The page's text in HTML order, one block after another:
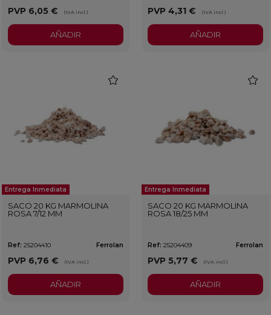
PVP 6,05 € (IVA incl.)
AÑADIR
PVP 4,31 € (IVA incl.)
AÑADIR
Entrega Inmediata
SACO 20 KG MARMOLINA
ROSA 7/12 MM
Ref: 25204410 Ferrolan
PVP 6,76 € (IVA incl.)
AÑADIR
Entrega Inmediata
SACO 20 KG MARMOLINA
ROSA 18/25 MM
Ref: 25204409 Ferrolan
PVP 5,77 € (IVA incl.)
AÑADIR